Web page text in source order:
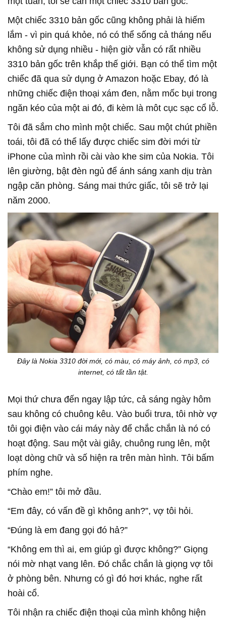
Một chiếc 3310 bản gốc cũng không phải là hiếm
lắm - vì pin quá khỏe, nó có thể sống cả tháng nếu
không sử dụng nhiều - hiện giờ vẫn có rất nhiều
3310 bản gốc trên khắp thế giới. Bạn có thể tìm một
chiếc đã qua sử dụng ở Amazon hoặc Ebay, đó là
những chiếc điện thoại xám đen, nằm mốc bụi trong
ngăn kéo của một ai đó, đi kèm là môt cục sạc cổ lỗ.
Tôi đã sắm cho mình một chiếc. Sau một chút phiền
toái, tôi đã có thể lấy được chiếc sim đời mới từ
iPhone của mình rồi cài vào khe sim của Nokia. Tôi
lên giường, bật đèn ngủ để ánh sáng xanh dịu tràn
ngập căn phòng. Sáng mai thức giấc, tôi sẽ trở lại
năm 2000.
Đây là Nokia 3310 đời mới, có màu, có máy ảnh, có mp3, có
internet, có tất tần tật.
Mọi thứ chưa đến ngay lập tức, cả sáng ngày hôm
sau không có chuông kêu. Vào buổi trưa, tôi nhờ vợ
tôi gọi điện vào cái máy này để chắc chắn là nó có
hoạt động. Sau một vài giây, chuông rung lên, một
loạt dòng chữ và số hiện ra trên màn hình. Tôi bấm
phím nghe.
“Chào em!” tôi mở đầu.
“Em đây, có vấn đề gì không anh?”, vợ tôi hỏi.
“Đúng là em đang gọi đó hả?”
“Không em thì ai, em giúp gì được không?” Giọng
nói mờ nhạt vang lên. Đó chắc chắn là giọng vợ tôi
ở phòng bên. Nhưng có gì đó hơi khác, nghe rất
hoài cổ.
Tôi nhận ra chiếc điện thoại của mình không hiện